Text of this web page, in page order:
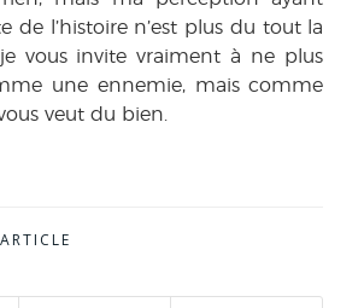
de l’histoire n’est plus du tout la
vous invite vraiment à ne plus
une ennemie, mais comme
veut du bien.